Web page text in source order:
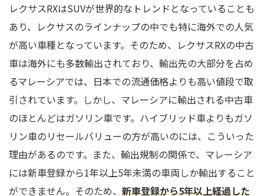
レクサスRXはSUVが世界的なトレンドとなっていることも
あり、レクサスのラインナップの中でも特に海外での人気
が高い車種となっています。そのため、レクサスRXの中古
車は海外にも多数輸出されており、輸出先の大部分を占め
るマレーシアでは、日本での流通価格よりも高い値段で取
引されています。しかし、マレーシアに輸出される中古車
のほとんどはガソリン車です。ハイブリッド車よりもガソ
リン車のリセールバリューの方が高いのには、こういった
理由があるのです。また、輸出規制の関係で、マレーシア
には新車登録から1年以上5年未満の車両しか輸出すること
ができません。そのため、 新車登録から5年以上経過した